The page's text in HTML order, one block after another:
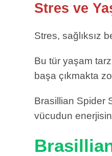
Stres ve
Stres, sağlıksız
Bu tür yaşam
başa çıkmakta
Brasillian Spider
vücudun